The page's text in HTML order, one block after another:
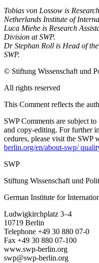
Tobias von Lossow is
Netherlands Institute of
Luca Miehe is Research
Division at SWP.
Dr Stephan Roll is Head of
SWP.
© Stiftung Wissenschaft und
All rights reserved
This Comment reflects the
SWP Comments are subject
and copy-editing. For further
cedures, please visit the SWP
berlin.org/en/about-swp/
SWP
Stiftung Wissenschaft und
German Institute for
Ludwigkirchplatz 3–4
10719 Berlin
Telephone +49 30 880 07-0
Fax +49 30 880 07-100
www.swp-berlin.org
swp@swp-berlin.org